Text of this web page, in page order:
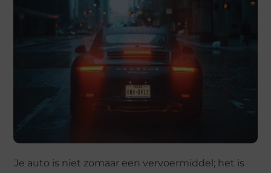
Je auto is niet zomaar een vervoermiddel; het is